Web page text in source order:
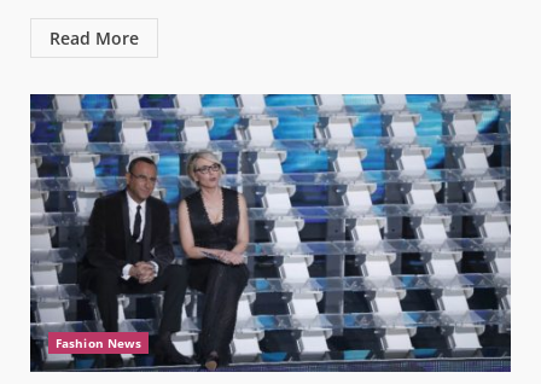
Read More
Fashion News